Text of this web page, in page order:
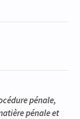
pénale,
pénale et